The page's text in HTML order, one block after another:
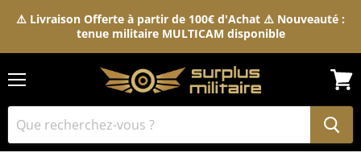
⚠️ Livraison Offerte à partir de 100€ d'Achat ⚠️ Nouveauté :
tenue militaire MULTICAM disponible
le